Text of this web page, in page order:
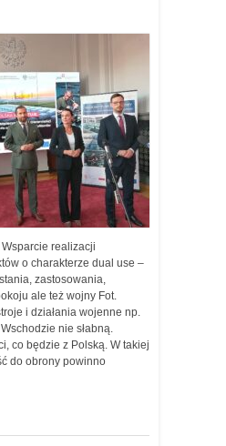
realizacji
o charakterze dual use –
zastosowania,
ale też wojny Fot.
i działania wojenne np.
nie słabną.
co będzie z Polską. W takiej
do obrony powinno